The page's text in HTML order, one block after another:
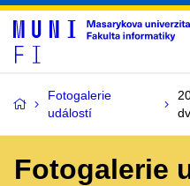
Fotogalerie
událostí
Fotogalerie